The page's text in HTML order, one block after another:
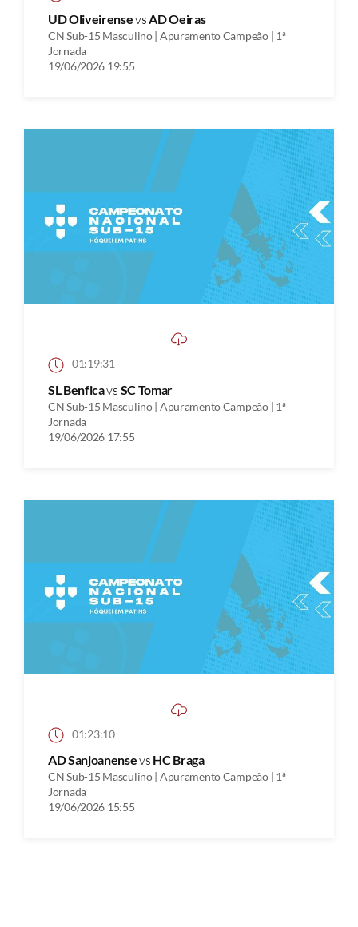
UD OliveirensevsAD Oeiras
CN Sub-15 Masculino | Apuramento Campeão | 1ª
Jornada
19/06/2026 19:55
01:19:31
SL Benficavs SC Tomar
CN Sub-15 Masculino | Apuramento Campeão | 1ª
Jornada
19/06/2026 17:55
01:23:10
AD Sanjoanensevs HC Braga
CN Sub-15 Masculino | Apuramento Campeão | 1ª
Jornada
19/06/2026 15:55